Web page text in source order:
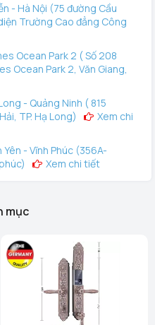
- Hà Nội (75 đường Cầu
Trường Cao đẳng Công
Ocean Park 2 ( Số 208
Ocean Park 2, Văn Giang,
- Quảng Ninh ( 815
TP. Hạ Long)
Xem chi
- Vĩnh Phúc (356A-
Xem chi tiết
Hưng Yên)
Xem chi tiết
Nghị - TP Hải Dương (248
Xem chi tiết
(189 Ngô Quyền, P.
mục